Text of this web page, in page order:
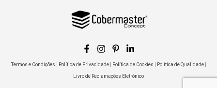
Termos e Condições Política de Privacidade| Política de Cookies Política de Qualidade|
Livro de Reclamações Eletrónico